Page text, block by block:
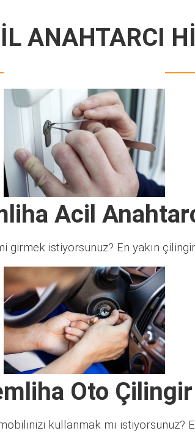
ANAHTARCI
Acil
girmek istiyorsunuz? En yakın
Oto Çilingir
kullanmak mı istiyorsunuz?